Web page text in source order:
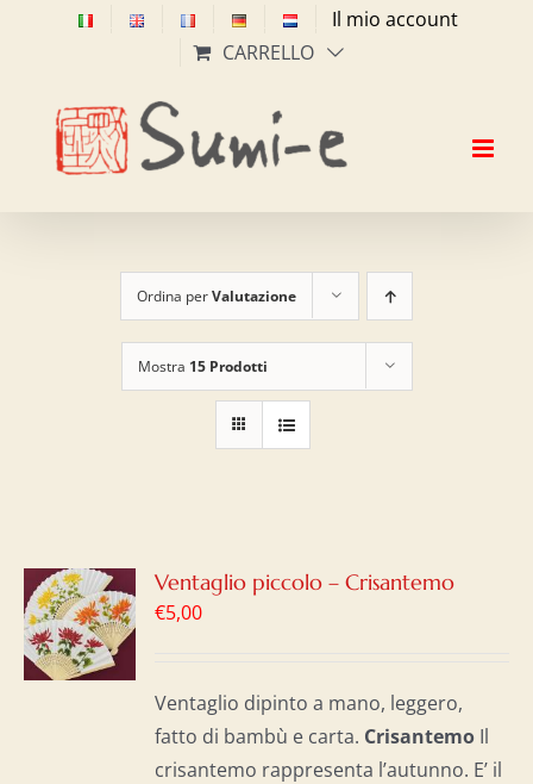
Il mio account
CARRELLO
Ordina perValutazione
Mostra 15 Prodotti
Ventaglio piccolo – Crisantemo
€5,00
Ventaglio dipinto a mano, leggero,
fatto di bambù e carta. Crisantemo Il
crisantemo rappresenta l’autunno. E’ il